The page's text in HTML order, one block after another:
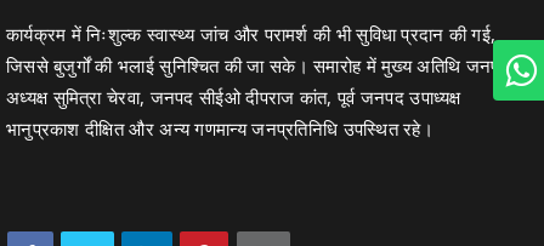
कार्यक्रम में निःशुल्क स्वास्थ्य जांच और परामर्श की भी सुविधा प्रदान की गई,
जिससे बुजुर्गों की भलाई सुनिश्चित की जा सके। समारोह में मुख्य अतिथि जनपद
अध्यक्ष सुमित्रा चेरवा, जनपद सीईओ दीपराज कांत, पूर्व जनपद उपाध्यक्ष
भानुप्रकाश दीक्षित और अन्य गणमान्य जनप्रतिनिधि उपस्थित रहे।